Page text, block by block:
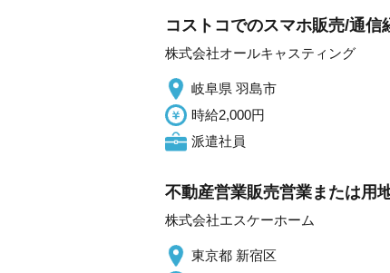
コストコでのスマホ販売/通
株式会社オールキャスティング
岐阜県 羽島市
時給2,000円
派遣社員
不動産営業販売営業または用
株式会社エスケーホーム
東京都 新宿区